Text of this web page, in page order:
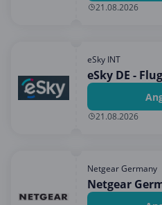
21.08.2026
eSky INT
eSky DE -
21.08.2026
Netgear Germany
Netgear